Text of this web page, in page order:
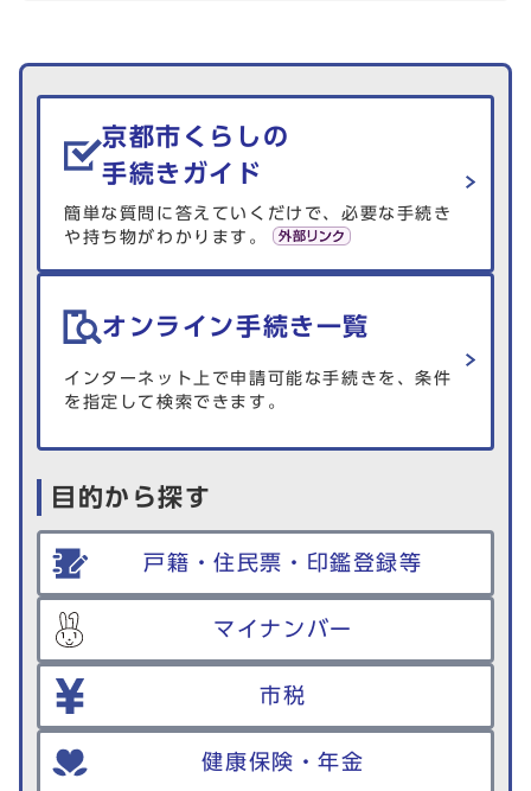
生活情報を探す
京都市くらしの
手続きガイド
簡単な質問に答えていくだけで、必要な手続き
や持ち物がわかります。
オンライン手続き一覧
インターネット上で申請可能な手続きを、条件
を指定して検索できます。
目的から探す
戸籍・住民票・印鑑登録等
マイナンバー
市税
健康保険・年金